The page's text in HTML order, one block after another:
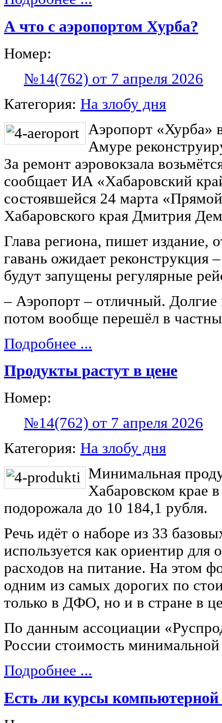
А что с аэропортом Хурба?
Номер:
№14(762) от 7 апреля 2026
Категория: На злобу дня
Аэропорт «Хурба»
Амуре
За ремонт аэровокзала
сообщает ИА «Хабаровский
состоявшейся 24 марта
Хабаровского края Дмитрия
Глава региона, пишет издание,
гавань ожидает реконструкция
будут запущены регулярные
‒ Аэропорт ‒ отличный.
потом вообще перешёл в
Подробнее ...
Продукты растут в цене
Номер:
№14(762) от 7 апреля 2026
Категория: На злобу дня
Минимальная
Хабаровском крае
подорожала до 10 184,1 рубля.
Речь идёт о наборе из 33
используется как ориентир для
расходов на питание. На этом
одним из самых дорогих по
только в ДФО, но и в стране в
По данным ассоциации
России стоимость
Подробнее ...
Есть ли курсы компьютерной